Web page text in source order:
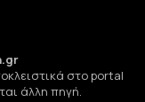
στο portal
άλλη πηγή.